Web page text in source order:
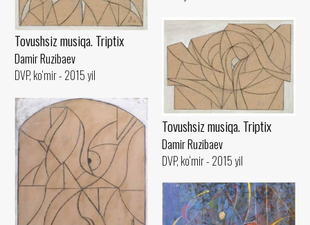
Tovushsiz musiqa. Triptix
Damir Ruzibaev
DVP, ko‘mir - 2015 yil
Tovushsiz musiqa. Triptix
Damir Ruzibaev
DVP, ko‘mir - 2015 yil